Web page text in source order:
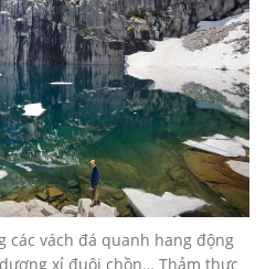
các vách đá quanh hang động
xỉ đuôi chồn… Thảm thực